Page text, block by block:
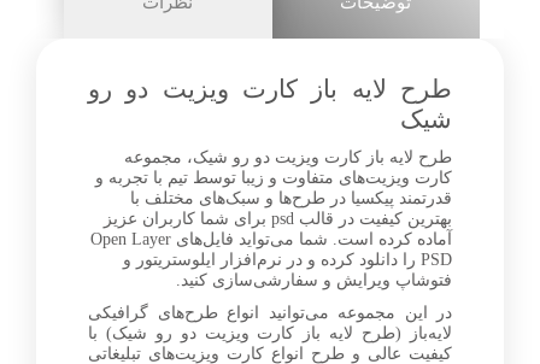
0
طرح لایه باز کارت ویزیت دو رو
شیک
طرح لایه باز کارت ویزیت دو رو شیک، مجموعه
کارت ویزیت‌های متفاوت و زیبا توسط تیم با تجربه و
قدرتمند پیکسیا در طرح‌ها و سبک‌های مختلف با
بهترین کیفیت در قالب psd برای شما کاربران عزیز
آماده کرده است. شما می‌تواید فایل‌های Open Layer
PSD را دانلود کرده و در نرم‌افزار ایلوستریتور و
فتوشاپ ویرایش و سفارشی‌سازی کنید.
در این مجموعه می‌توانید انواع طرح‌های گرافیکی
لایه‌باز (طرح لایه باز کارت ویزیت دو رو شیک) با
کیفیت عالی و طرح انواع کارت ویزیت‌های تبلیغاتی